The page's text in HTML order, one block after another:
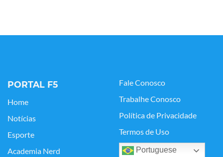
PORTAL F5
Home
Notícias
Esporte
Academia Nerd
Fale Conosco
Trabalhe Conosco
Política de Privacidade
Termos de Uso
Portuguese